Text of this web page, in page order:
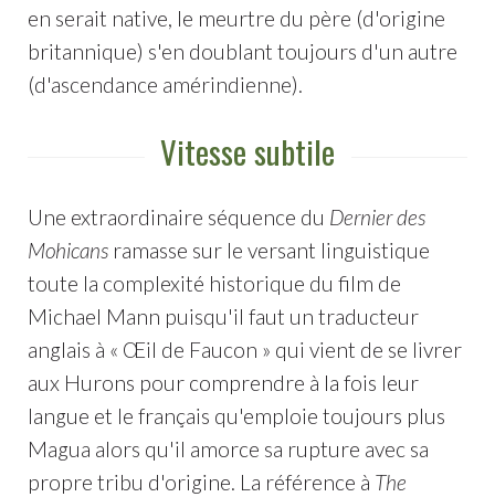
en serait native, le meurtre du père (d'origine
britannique) s'en doublant toujours d'un autre
(d'ascendance amérindienne).
Vitesse subtile
Une extraordinaire séquence du Dernier des
Mohicansramasse sur le versant linguistique
toute la complexité historique du film de
Michael Mann puisqu'il faut un traducteur
anglais à « Œil de Faucon » qui vient de se livrer
aux Hurons pour comprendre à la fois leur
langue et le français qu'emploie toujours plus
Magua alors qu'il amorce sa rupture avec sa
propre tribu d'origine. La référence à The